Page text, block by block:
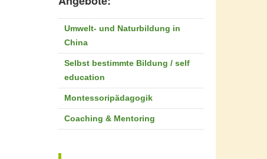
Umwelt- und Naturbildung in
China
Selbst bestimmte Bildung / self
education
Montessoripädagogik
Coaching & Mentoring